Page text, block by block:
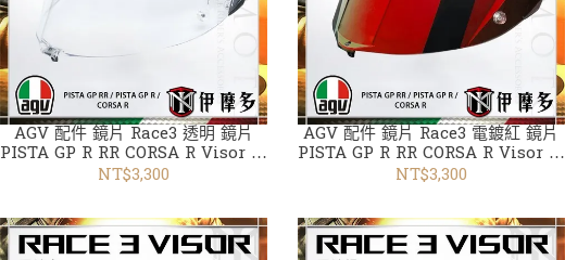
AGV 配件 鏡片 Race3 透明 鏡片
PISTA GP R RR CORSA R Visor 透
明 電鍍銀 藍 金 紅
NT$3,300
AGV 配件 鏡片 Race3 電鍍紅 鏡片
PISTA GP R RR CORSA R Visor 透
明 深墨 電鍍銀 藍 金 紅
NT$3,300